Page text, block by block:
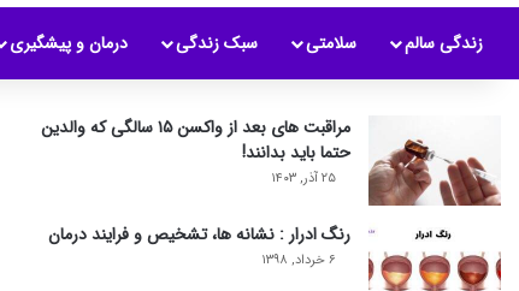
زندگی سالم سلامتی سبک زندگی درمان و پیشگیری
مراقبت های بعد از واکسن ۱۵ سالگی که والدین
حتما باید بدانند!
۲۵ آذر, ۱۴۰۳
رنگ ادرار : نشانه ها، تشخیص و فرایند درمان
۶ خرداد, ۱۳۹۸